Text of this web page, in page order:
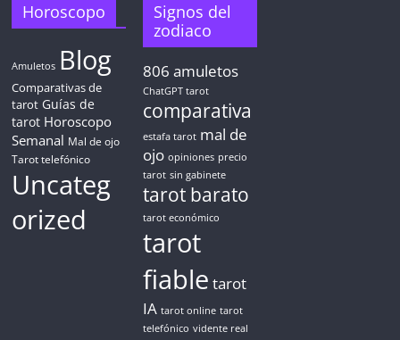
Horoscopo
Amuletos Blog
Comparativas de
tarot Guías de
tarot Horoscopo
Semanal Mal de ojo
Tarot telefónico
Uncateg
orized
Signos del
zodiaco
806 amuletos
ChatGPT tarot
comparativa
estafa tarot mal de
ojo opiniones precio
tarot sin gabinete
tarot barato
tarot económico
tarot
fiable tarot
IA tarot online tarot
telefónico vidente real